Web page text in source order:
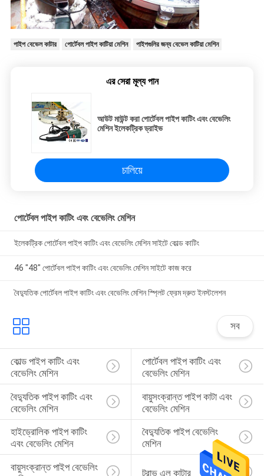
পাইপ বেভেল কাটার পোর্টেবল পাইপ কাটিয়া মেশিন পাইপগুলির জন্য বেভেল কাটিয়া মেশিন
এর সেরা মূল্য পান
আউট মাউন্ট করা পোর্টেবল পাইপ কাটিং এবং বেভেলিং
মেশিন ইলেকট্রিক ড্রাইভ
চালিয়ে
পোর্টেবল পাইপ কাটিং এবং বেভেলিং মেশিন
ইলেকট্রিক পোর্টেবল পাইপ কাটিং এবং বেভেলিং মেশিন সাইটে কোল্ড কাটিং
46 "48" পোর্টেবল পাইপ কাটিং এবং বেভেলিং মেশিন সাইটে কাজ করে
বৈদ্যুতিক পোর্টেবল পাইপ কাটিং এবং বেভেলিং মেশিন স্প্লিট ফ্রেম দ্রুত ইনস্টলেশন
সব
কোল্ড পাইপ কাটিং এবং
বেভেলিং মেশিন
পোর্টেবল পাইপ কাটিং এবং
বেভেলিং মেশিন
বৈদ্যুতিক পাইপ কাটিং এবং
বেভেলিং মেশিন
বায়ুসংক্রান্ত পাইপ কাটা এবং
বেভেলিং মেশিন
হাইড্রোলিক পাইপ কাটিং
এবং বেভেলিং মেশিন
বৈদ্যুতিক পাইপ বেভেলিং
মেশিন
বায়ুসংক্রান্ত পাইপ বেভেলিং
ট্রাভ এল কাটার